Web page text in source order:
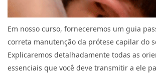
Em nosso curso, forneceremos um guia
correta manutenção da prótese capilar do
Explicaremos detalhadamente todas as
essenciais que você deve transmitir a ele